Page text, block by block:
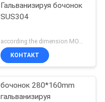
Гальванизируя бочонок
SUS304
according the dimension MOQ:1PCS
КОНТАКТ
бочонок 280*160mm
гальванизируя